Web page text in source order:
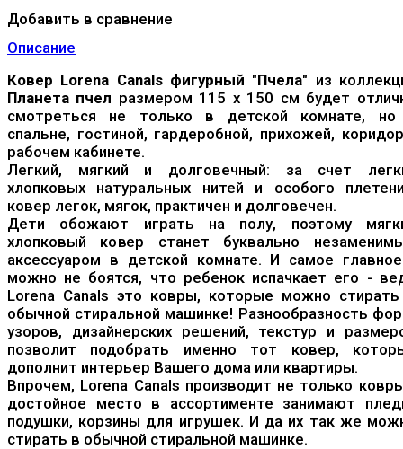
Добавить в сравнение
Описание
Ковер Lorena Canals фигурный "Пчела" из
Планета пчел размером 115 x 150 см будет
смотреться не только в детской комнате,
спальне, гостиной, гардеробной, прихожей,
рабочем кабинете.
Легкий, мягкий и долговечный: за счет
хлопковых натуральных нитей и особого
ковер легок, мягок, практичен и долговечен.
Дети обожают играть на полу, поэтому
хлопковый ковер станет буквально
аксессуаром в детской комнате. И самое
можно не боятся, что ребенок испачкает его -
Lorena Canals это ковры, которые можно
обычной стиральной машинке! Разнообразность
узоров, дизайнерских решений, текстур и
позволит подобрать именно тот ковер,
дополнит интерьер Вашего дома или квартиры.
Впрочем, Lorena Canals производит не только
достойное место в ассортименте занимают
подушки, корзины для игрушек. И да их так же
стирать в обычной стиральной машинке.